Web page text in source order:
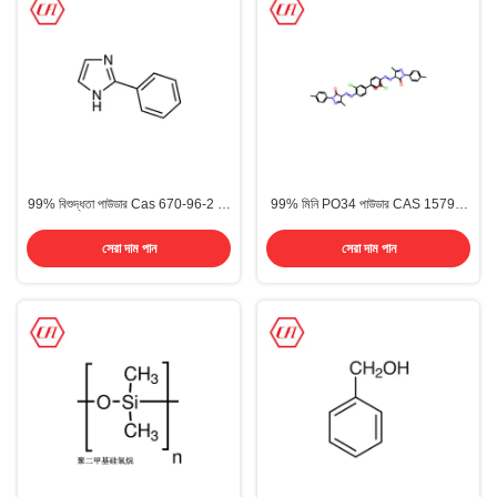
99% বিশুদ্ধতা পাউডার Cas 670-96-2 2-
সেরা দাম পান
99% মিনি PO34 পাউডার CAS 15793-
সেরা দাম পান